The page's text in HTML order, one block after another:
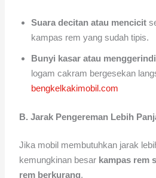
Suara decitan atau mencicit
kampas rem yang sudah tipis.
Bunyi kasar atau
logam cakram bergesekan
bengkelkakimobil.com
B. Jarak Pengereman Lebih
Jika mobil membutuhkan jarak
kemungkinan besar kampas rem
rem berkurang.